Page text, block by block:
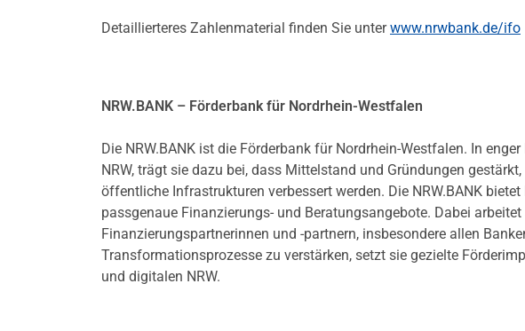
Detaillierteres Zahlenmaterial finden Sie unterwww.nrwbank.de/ifo
NRW.BANK – Förderbank für Nordrhein-Westfalen
Die NRW.BANK ist die Förderbank für Nordrhein-Westfalen. In
NRW, trägt sie dazu bei, dass Mittelstand und Gründungen
öffentliche Infrastrukturen verbessert werden. Die NRW.BANK
passgenaue Finanzierungs- und Beratungsangebote. Dabei
Finanzierungspartnerinnen und -partnern, insbesondere allen
Transformationsprozesse zu verstärken, setzt sie gezielte
und digitalen NRW.